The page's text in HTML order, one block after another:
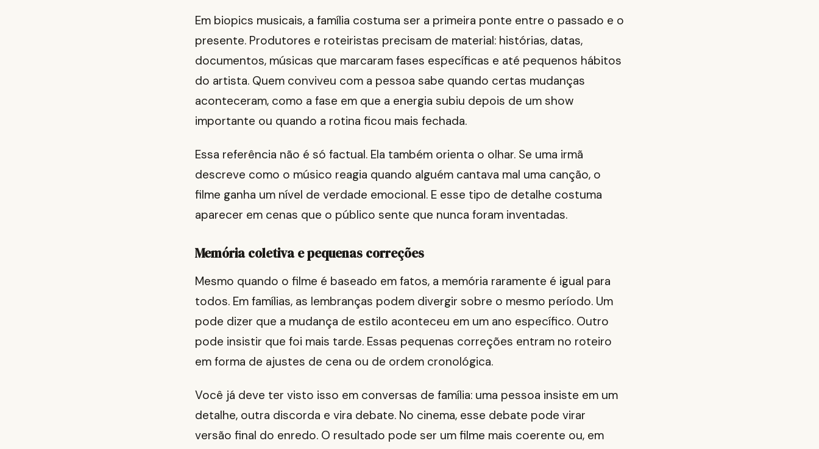
Em biopics musicais, a família costuma ser a primeira ponte entre o passado e o
presente. Produtores e roteiristas precisam de material: histórias, datas,
documentos, músicas que marcaram fases específicas e até pequenos hábitos
do artista. Quem conviveu com a pessoa sabe quando certas mudanças
aconteceram, como a fase em que a energia subiu depois de um show
importante ou quando a rotina ficou mais fechada.
Essa referência não é só factual. Ela também orienta o olhar. Se uma irmã
descreve como o músico reagia quando alguém cantava mal uma canção, o
filme ganha um nível de verdade emocional. E esse tipo de detalhe costuma
aparecer em cenas que o público sente que nunca foram inventadas.
Memória coletiva e pequenas correções
Mesmo quando o filme é baseado em fatos, a memória raramente é igual para
todos. Em famílias, as lembranças podem divergir sobre o mesmo período. Um
pode dizer que a mudança de estilo aconteceu em um ano específico. Outro
pode insistir que foi mais tarde. Essas pequenas correções entram no roteiro
em forma de ajustes de cena ou de ordem cronológica.
Você já deve ter visto isso em conversas de família: uma pessoa insiste em um
detalhe, outra discorda e vira debate. No cinema, esse debate pode virar
versão final do enredo. O resultado pode ser um filme mais coerente ou, em